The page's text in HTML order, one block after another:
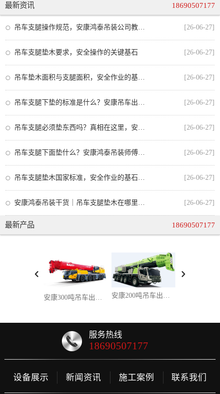
最新资讯 18690507177
[26-06-27]
吊车支腿垫木要求，安全操作的关键基石 [26-06-27]
[26-06-27]
[26-06-27]
[26-06-27]
[26-06-27]
[26-06-27]
[26-06-27]
最新产品 18690507177
安康200吨吊车出租：大兆瓦风电 / 超高层桥塔吊装，百吨级设备精准就位一站式服务
服务热线
18690507177
设备展示 新闻资讯 施工案例 联系我们